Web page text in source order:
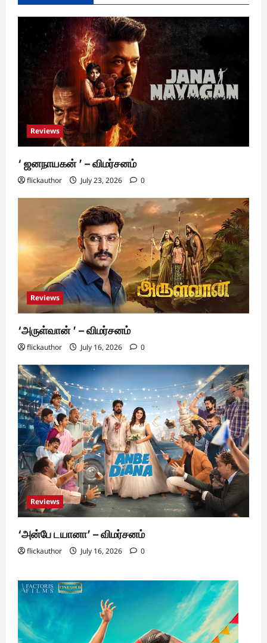
Reviews
‘ ஜனநாயகன் ’ – விமர்சனம்
flickauthor July 23, 2026 0
Reviews
‘அருள்வான் ’ – விமர்சனம்
flickauthor July 16, 2026 0
Reviews
‘அன்பே டயானா’ – விமர்சனம்
flickauthor July 16, 2026 0